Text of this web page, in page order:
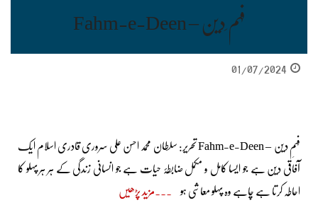
فہم ِدین – Fahm-e-Deen
01/07/2024
فہمِ دین – Fahm-e-Deen تحریر: سلطان محمد احسن علی سروری قادری اسلام ایک
آفاقی دین ہے جو ایسا کامل و مکمل ضابطۂ حیات ہے جو انسانی زندگی کے ہر ہر پہلو کا
احاطہ کرتا ہے چاہے وہ پہلو معاشی ہو مزید پڑھیں